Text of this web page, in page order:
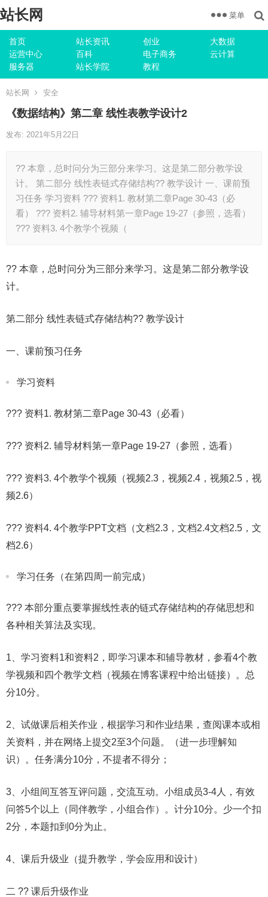
站长网
首页 站长资讯 创业
大数据
运营中心
百科 电子商务
云计算
服务器
站长学院 教程
菜单
站长网 安全
《数据结构》第二章 线性表教学设计2
发布: 2021年5月22日
?? 本章，总时问分为三部分来学习。这是第二部分教学设
计。 第二部分 线性表链式存储结构?? 教学设计 一、课前预
习任务 学习资料 ??? 资料1. 教材第二章Page 30-43（必
看） ??? 资料2. 辅导材料第一章Page 19-27（参照，选看）
??? 资料3. 4个教学个视频（
?? 本章，总时问分为三部分来学习。这是第二部分教学设
计。
第二部分 线性表链式存储结构?? 教学设计
一、课前预习任务
学习资料
??? 资料1. 教材第二章Page 30-43（必看）
??? 资料2. 辅导材料第一章Page 19-27（参照，选看）
??? 资料3. 4个教学个视频（视频2.3，视频2.4，视频2.5，视
频2.6）
??? 资料4. 4个教学PPT文档（文档2.3，文档2.4文档2.5，文
档2.6）
学习任务（在第四周一前完成）
??? 本部分重点要掌握线性表的链式存储结构的存储思想和
各种相关算法及实现。
1、学习资料1和资料2，即学习课本和辅导教材，参看4个教
学视频和四个教学文档（视频在博客课程中给出链接）。总
分10分。
2、试做课后相关作业，根据学习和作业结果，查阅课本或相
关资料，并在网络上提交2至3个问题。（进一步理解知
识）。任务满分10分，不提者不得分；
3、小组间互答互评问题，交流互动。小组成员3-4人，有效
问答5个以上（同伴教学，小组合作）。计分10分。少一个扣
2分，本题扣到0分为止。
4、课后升级业（提升教学，学会应用和设计）
二 ?? 课后升级作业